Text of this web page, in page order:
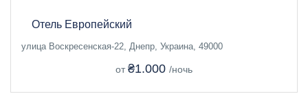
Отель Европейский
улица Воскресенская-22, Днепр, Украина, 49000
от ₴1.000 /ночь